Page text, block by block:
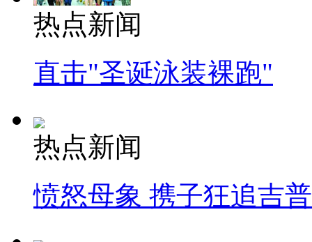
热点新闻
直击"圣诞泳装裸跑"
热点新闻
愤怒母象 携子狂追吉